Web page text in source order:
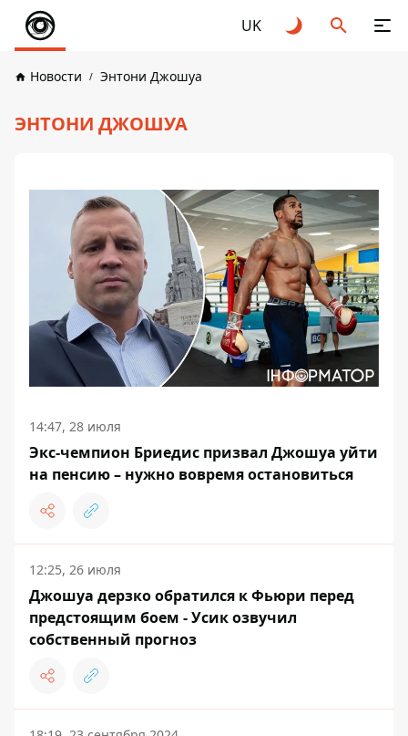
UK
Новости Энтони Джошуа
ЭНТОНИ ДЖОШУА
14:47, 28 июля
Экс-чемпион Бриедис призвал Джошуа уйти
на пенсию – нужно вовремя остановиться
12:25, 26 июля
Джошуа дерзко обратился к Фьюри перед
предстоящим боем - Усик озвучил
собственный прогноз